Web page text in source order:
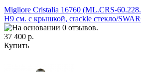
Migliore Cristalia 16760 (ML.CRS-
H9 см. с крышкой, crackle стекло/
37 400 р.
Купить